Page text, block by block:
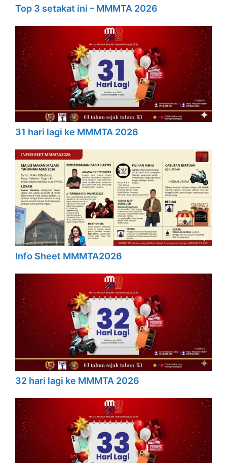
Top 3 setakat ini – MMMTA 2026
31 hari lagi ke MMMTA 2026
Info Sheet MMMTA2026
32 hari lagi ke MMMTA 2026